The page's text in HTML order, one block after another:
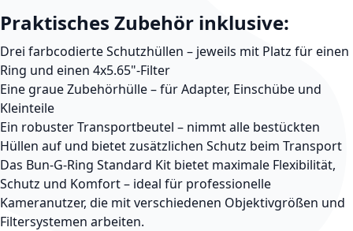
Praktisches Zubehör inklusive:
Drei farbcodierte Schutzhüllen – jeweils mit Platz für einen
Ring und einen 4x5.65"-Filter
Eine graue Zubehörhülle– für Adapter, Einschübe und
Kleinteile
Ein robuster Transportbeutel – nimmt alle bestückten
Hüllen auf und bietet zusätzlichen Schutz beim Transport
Das Bun-G-Ring Standard Kit bietet maximale Flexibilität,
Schutz und Komfort – ideal für professionelle
Kameranutzer, die mit verschiedenen Objektivgrößen und
Filtersystemen arbeiten.